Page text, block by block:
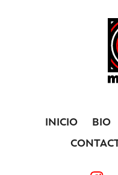
INICIO BIO